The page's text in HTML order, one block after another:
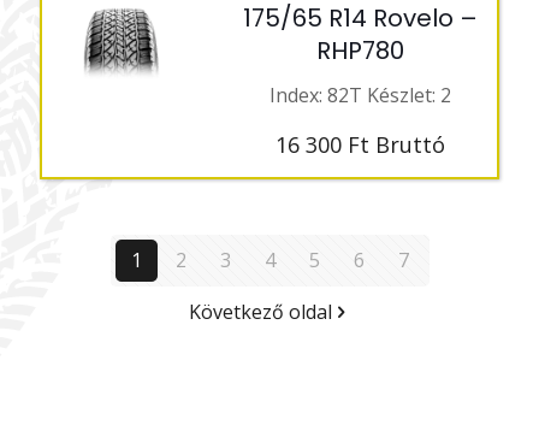
175/65 R14 Rovelo –
RHP780
Index: 82T Készlet: 2
16 300 Ft Bruttó
1 2 3 4 5 6
7
Következő oldal